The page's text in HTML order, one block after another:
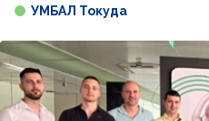
УМБАЛ Токуда